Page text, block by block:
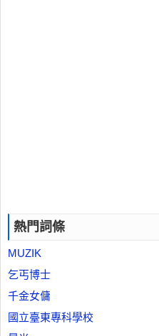
熱門詞條
MUZIK
乞丐博士
千金女傭
國立臺東專科學校